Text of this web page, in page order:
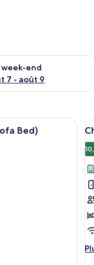
week-end
7 - août 9
pour ce week-
chaise et un panier de
d’hôtel avec un lit,
Bed)